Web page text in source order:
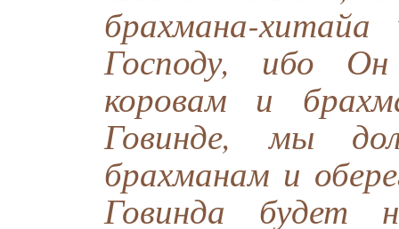
брахмана-
Господу, ибо Он
коровам и
Говинде, мы
брахманам и
Говинда будет